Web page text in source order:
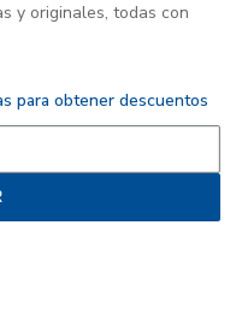
y originales, todas con
para obtener descuentos